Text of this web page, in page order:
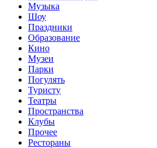
Музыка
Шоу
Праздники
Образование
Кино
Музеи
Парки
Погулять
Туристу
Театры
Пространства
Клубы
Прочее
Рестораны